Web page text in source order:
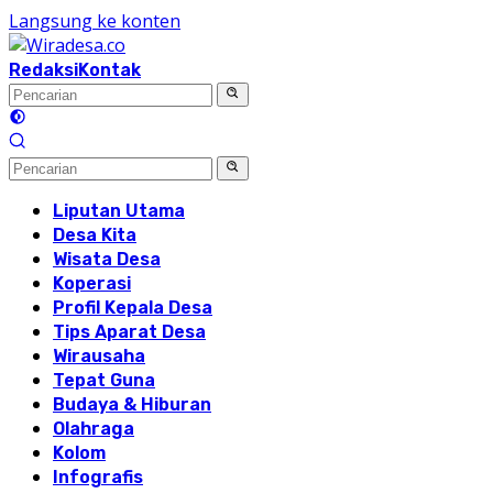
Langsung ke konten
RedaksiKontak
Liputan Utama
Desa Kita
Wisata Desa
Koperasi
Profil Kepala Desa
Tips Aparat Desa
Wirausaha
Tepat Guna
Budaya & Hiburan
Olahraga
Kolom
Infografis